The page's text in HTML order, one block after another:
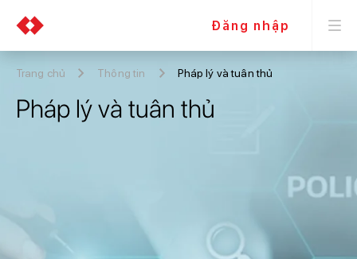
Đăng nhập
Trang chủ Thông tin Pháp lý và tuân thủ
Pháp lý và tuân thủ